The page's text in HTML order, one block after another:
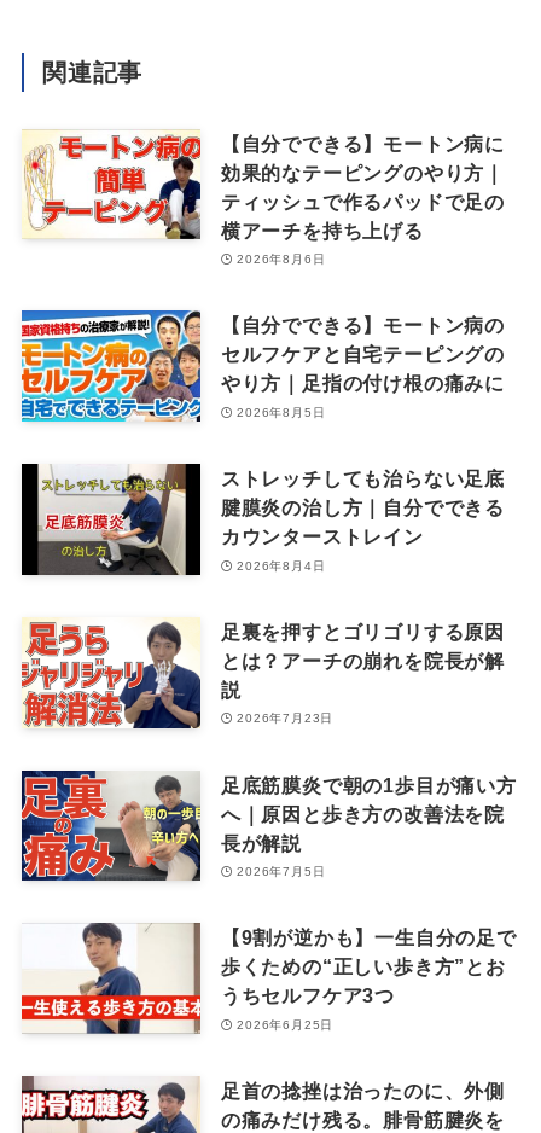
関連記事
【自分でできる】モートン病に
効果的なテーピングのやり方｜
ティッシュで作るパッドで足の
横アーチを持ち上げる
2026年8月6日
【自分でできる】モートン病の
セルフケアと自宅テーピングの
やり方｜足指の付け根の痛みに
2026年8月5日
ストレッチしても治らない足底
腱膜炎の治し方｜自分でできる
カウンターストレイン
2026年8月4日
足裏を押すとゴリゴリする原因
とは？アーチの崩れを院長が解
説
2026年7月23日
足底筋膜炎で朝の1歩目が痛い方
へ｜原因と歩き方の改善法を院
長が解説
2026年7月5日
【9割が逆かも】一生自分の足で
歩くための“正しい歩き方”とお
うちセルフケア3つ
2026年6月25日
足首の捻挫は治ったのに、外側
の痛みだけ残る。腓骨筋腱炎を